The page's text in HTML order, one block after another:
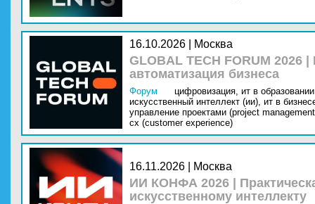
16.10.2026 | Москва
GLOBAL TECH FORUM
автоматизация бизнеса
Форум цифровизация, ит в
искусственный интеллект (ии), ит в
управление проектами (project
cx (customer experience)
16.11.2026 | Москва
ИИ КОНФА 2026 |
искусственному интеллекту